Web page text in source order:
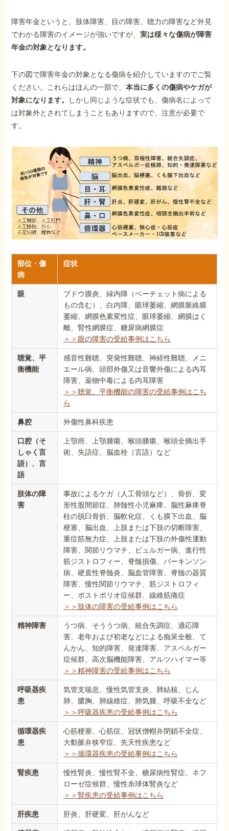
障害年金というと、肢体障害、目の障害、聴力の障害など外見
でわかる障害のイメージが強いですが、実は様々な傷病が障害
年金の対象となります。
下の図で障害年金の対象となる傷病を紹介していますのでご覧
ください。これらはほんの一部で、本当に多くの傷病やケガが
対象になります。
しかし同じような症状でも、傷病名によって
は対象外とされてしまうこともありますので、注意が必要で
す。
部位・傷
病
症状
眼
ブドウ膜炎、緑内障（ベーチェット病による
もの含む）、白内障、眼球萎縮、網膜脈絡膜
萎縮、網膜色素変性症、眼球萎縮、網膜はく
離、腎性網膜症、糖尿病網膜症
＞＞眼の障害の受給事例はこちら
聴覚、平
衡機能
感音性難聴、突発性難聴、神経性難聴、メニ
エール病、頭部外傷又は音響外傷による内耳
障害、薬物中毒による内耳障害
＞＞聴覚、平衡機能の障害の受給事例はこち
ら
鼻腔 外傷性鼻科疾患
口腔（そ
しゃく言
語）、言
語
上顎癌、上顎腫瘍、喉頭腫瘍、喉頭全摘出手
術、失語症、脳血栓（言語）など
肢体の障
害
事故によるケガ（人工骨頭など）、骨折、変
形性股間節症、肺髄性小児麻痺、脳性麻痺脊
柱の脱臼骨折、脳軟化症、くも膜下出血、脳
梗塞、脳出血、上肢または下肢の切断障害、
重症筋無力症、上肢または下肢の外傷性運動
障害、関節リウマチ、ビュルガー病、進行性
筋ジストロフィー、脊髄損傷、パーキンソン
病、硬直性脊髄炎、脳血管障害、脊髄の器質
障害、慢性関節リウマチ、筋ジストロフィ
ー、ポストポリオ症候群、線維筋痛症
＞＞肢体の障害の受給事例はこちら
精神障害
うつ病、そううつ病、統合失調症、適応障
害、老年および初老などによる痴呆全般、て
んかん、知的障害、発達障害、アスペルガー
症候群、高次脳機能障害、アルツハイマー等
＞＞精神障害の受給事例はこちら
呼吸器疾
患
気管支喘息、慢性気管支炎、肺結核、じん
肺、膿胸、肺線維症、肺気腫、呼吸不全など
＞＞呼吸器疾患の受給事例はこちら
循環器疾
患
心筋梗塞、心筋症、冠状僧帽弁閉鎖不全症、
大動脈弁狭窄症、先天性疾患など
＞＞循環器疾患の受給事例はこちら
腎疾患
慢性腎炎、慢性腎不全、糖尿病性腎症、ネフ
ローゼ症候群、慢性糸球体腎炎など
＞＞腎疾患の受給事例はこちら
肝疾患 肝炎、肝硬変、肝がんなど